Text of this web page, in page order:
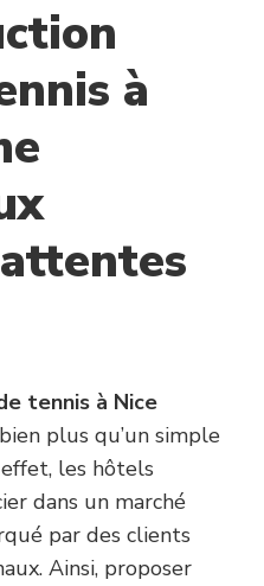
à
tennis à Nice
plus qu’un simple
les hôtels
dans un marché
par des clients
Ainsi, proposer